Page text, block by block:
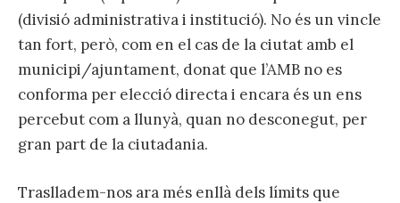
(divisió administrativa i institució). No és un vincle
tan fort, però, com en el cas de la ciutat amb el
municipi/ajuntament, donat que l’AMB no es
conforma per elecció directa i encara és un ens
percebut com a llunyà, quan no desconegut, per
gran part de la ciutadania.
Traslladem-nos ara més enllà dels límits que